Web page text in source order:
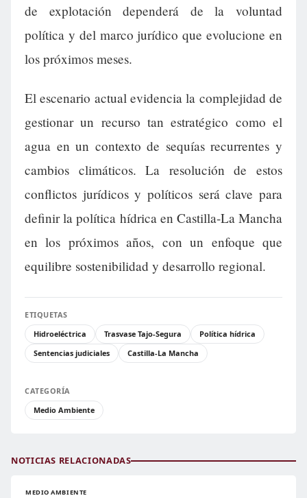
de explotación dependerá de la voluntad
política y del marco jurídico que evolucione en
los próximos meses.
El escenario actual evidencia la complejidad de
gestionar un recurso tan estratégico como el
agua en un contexto de sequías recurrentes y
cambios climáticos. La resolución de estos
conflictos jurídicos y políticos será clave para
definir la política hídrica en Castilla-La Mancha
en los próximos años, con un enfoque que
equilibre sostenibilidad y desarrollo regional.
ETIQUETAS
Hidroeléctrica
Trasvase Tajo-Segura
Política hídrica
Sentencias judiciales
Castilla-La Mancha
CATEGORÍA
Medio Ambiente
NOTICIAS RELACIONADAS
MEDIO AMBIENTE